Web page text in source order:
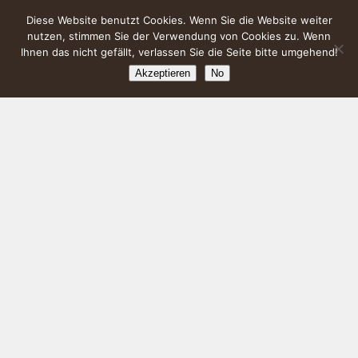
Diese Website benutzt Cookies. Wenn Sie die Website weiter
nutzen, stimmen Sie der Verwendung von Cookies zu. Wenn
Ihnen das nicht gefällt, verlassen Sie die Seite bitte umgehend!
Akzeptieren No